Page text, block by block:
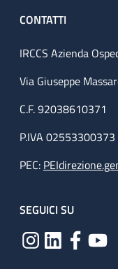
CONTATTI
IRCCS Azienda
Via Giuseppe
C.F. 92038610371
P.IVA 02553300373
PEC:
SEGUICI SU